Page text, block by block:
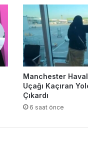
Manchester
Uçağı Kaçıran
Çıkardı
6 saat önce